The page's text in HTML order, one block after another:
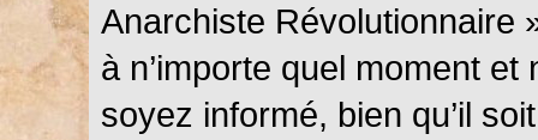
Anarchiste Révolutionnaire
à n’importe quel moment
soyez informé, bien qu’il